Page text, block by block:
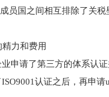
员国之间相互排除了关
力和费用
申请了第三方的体系认
认证之后，再申